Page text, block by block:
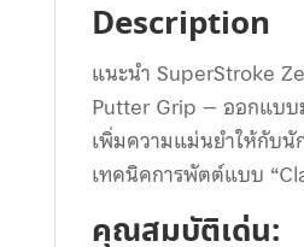
Description
แนะนำ SuperStroke
Putter Grip – ออกแบบ
เพิ่มความแม่นยำให้กับนั
เทคนิคการพัตต์แบบ
คุณสมบัติเด่น: